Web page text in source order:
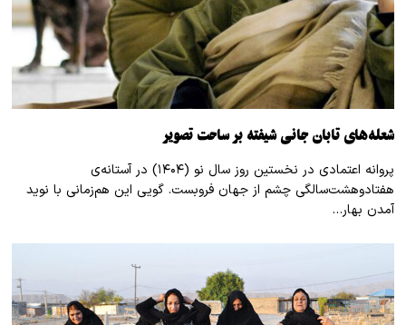
شعله‌های تابان جانی شیفته بر ساحت تصویر
پروانه اعتمادی در نخستین روز سال نو (۱۴۰۴) در آستانه‌ی
هفتادوهشت‌سالگی چشم از جهان فروبست. گویی این هم‌زمانی با نوید
آمدن بهار…